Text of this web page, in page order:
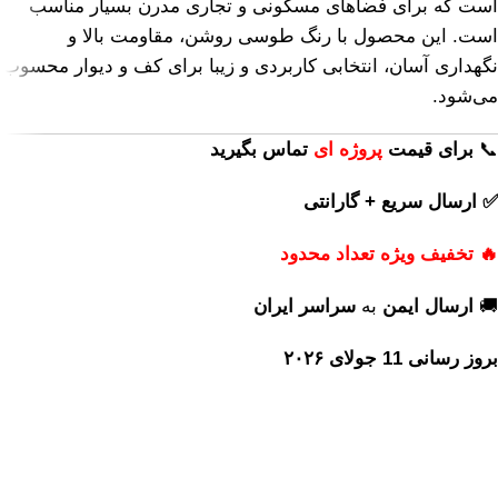
است که برای فضاهای مسکونی و تجاری مدرن بسیار مناسب
است. این محصول با رنگ طوسی روشن، مقاومت بالا و
نگهداری آسان، انتخابی کاربردی و زیبا برای کف و دیوار محسوب
می‌شود.
📞 برای قیمت پروژه ای تماس بگیرید
✅ ارسال سریع + گارانتی
🔥 تخفیف ویژه تعداد محدود
🚚 ارسال ایمن به سراسر ایران
بروز رسانی 11 جولای ۲۰۲۶